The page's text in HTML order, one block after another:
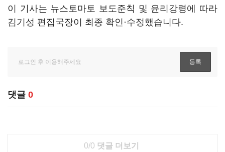
이 기사는 뉴스토마토 보도준칙 및 윤리강령에 따라
김기성 편집국장이 최종 확인·수정했습니다.
댓글 0
0/0 댓글 더보기